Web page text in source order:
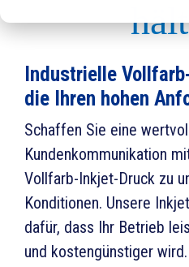
Industrielle
die Ihren hohen
Schaffen Sie eine
Kundenkommunikation
Vollfarb-Inkjet-Druck zu
Konditionen. Unsere
dafür, dass Ihr Betrieb
und kostengünstiger